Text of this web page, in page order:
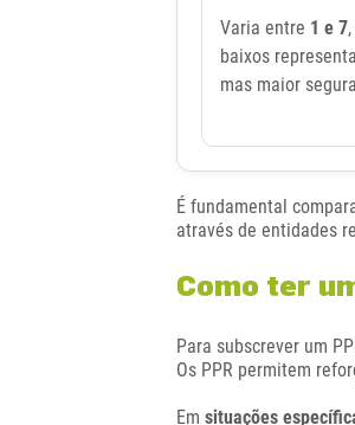
Varia entre 1 e 7
baixos
mas maior
É fundamental
através de entidades
Como ter
Para subscrever um
Os PPR permitem
Emsituações